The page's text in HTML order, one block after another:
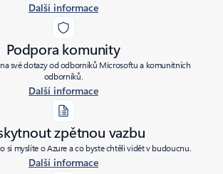
Další informace
Podpora komunity
své dotazy od odborníků Microsoftu a komunitních
odborníků.
Další informace
zpětnou vazbu
si myslíte o Azure a co byste chtěli vidět v budoucnu.
Další informace